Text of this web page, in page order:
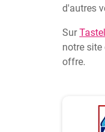
d'autres
Sur
notre site
offre.